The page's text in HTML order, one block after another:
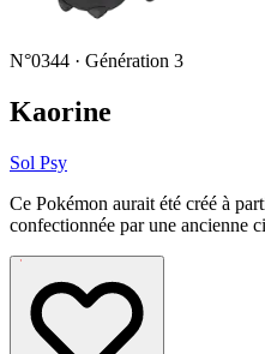
N°0344 · Génération 3
Kaorine
Sol Psy
Ce Pokémon aurait été créé à
confectionnée par une ancienne